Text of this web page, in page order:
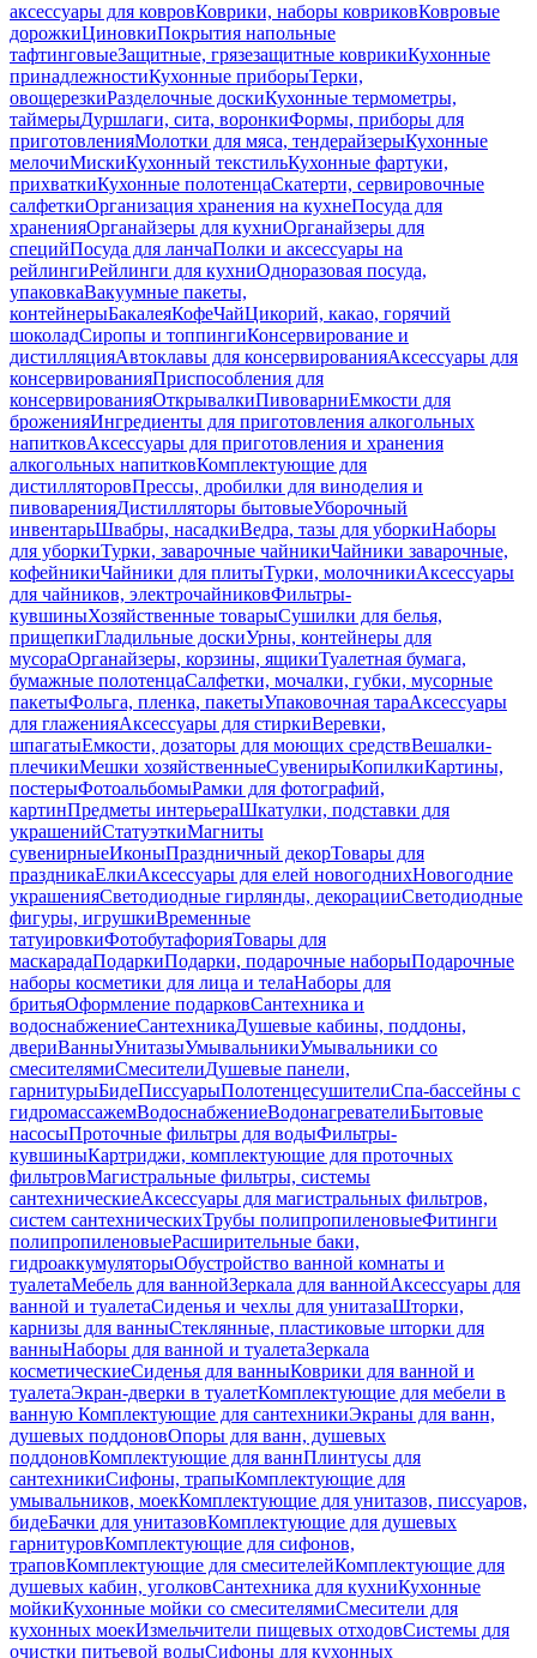
аксессуары для ковровКоврики, наборы ковриковКовровые
дорожкиЦиновкиПокрытия напольные
тафтинговыеЗащитные, грязезащитные коврикиКухонные
принадлежностиКухонные приборыТерки,
овощерезкиРазделочные доскиКухонные термометры,
таймерыДуршлаги, сита, воронкиФормы, приборы для
приготовленияМолотки для мяса, тендерайзерыКухонные
мелочиМискиКухонный текстильКухонные фартуки,
прихваткиКухонные полотенцаСкатерти, сервировочные
салфеткиОрганизация хранения на кухнеПосуда для
храненияОрганайзеры для кухниОрганайзеры для
специйПосуда для ланчаПолки и аксессуары на
рейлингиРейлинги для кухниОдноразовая посуда,
упаковкаВакуумные пакеты,
контейнерыБакалеяКофеЧайЦикорий, какао, горячий
шоколадСиропы и топпингиКонсервирование и
дистилляцияАвтоклавы для консервированияАксессуары для
консервированияПриспособления для
консервированияОткрывалкиПивоварниЕмкости для
броженияИнгредиенты для приготовления алкогольных
напитковАксессуары для приготовления и хранения
алкогольных напитковКомплектующие для
дистилляторовПрессы, дробилки для виноделия и
пивоваренияДистилляторы бытовыеУборочный
инвентарьШвабры, насадкиВедра, тазы для уборкиНаборы
для уборкиТурки, заварочные чайникиЧайники заварочные,
кофейникиЧайники для плитыТурки, молочникиАксессуары
для чайников, электрочайниковФильтры-
кувшиныХозяйственные товарыСушилки для белья,
прищепкиГладильные доскиУрны, контейнеры для
мусораОрганайзеры, корзины, ящикиТуалетная бумага,
бумажные полотенцаСалфетки, мочалки, губки, мусорные
пакетыФольга, пленка, пакетыУпаковочная тараАксессуары
для глаженияАксессуары для стиркиВеревки,
шпагатыЕмкости, дозаторы для моющих средствВешалки-
плечикиМешки хозяйственныеСувенирыКопилкиКартины,
постерыФотоальбомыРамки для фотографий,
картинПредметы интерьераШкатулки, подставки для
украшенийСтатуэткиМагниты
сувенирныеИконыПраздничный декорТовары для
праздникаЕлкиАксессуары для елей новогоднихНовогодние
украшенияСветодиодные гирлянды, декорацииСветодиодные
фигуры, игрушкиВременные
татуировкиФотобутафорияТовары для
маскарадаПодаркиПодарки, подарочные наборыПодарочные
наборы косметики для лица и телаНаборы для
бритьяОформление подарковСантехника и
водоснабжениеСантехникаДушевые кабины, поддоны,
двериВанныУнитазыУмывальникиУмывальники со
смесителямиСмесителиДушевые панели,
гарнитурыБидеПиссуарыПолотенцесушителиСпа-бассейны с
гидромассажемВодоснабжениеВодонагревателиБытовые
насосыПроточные фильтры для водыФильтры-
кувшиныКартриджи, комплектующие для проточных
фильтровМагистральные фильтры, системы
сантехническиеАксессуары для магистральных фильтров,
систем сантехническихТрубы полипропиленовыеФитинги
полипропиленовыеРасширительные баки,
гидроаккумуляторыОбустройство ванной комнаты и
туалетаМебель для ваннойЗеркала для ваннойАксессуары для
ванной и туалетаСиденья и чехлы для унитазаШторки,
карнизы для ванныСтеклянные, пластиковые шторки для
ванныНаборы для ванной и туалетаЗеркала
косметическиеСиденья для ванныКоврики для ванной и
туалетаЭкран-дверки в туалетКомплектующие для мебели в
ванную Комплектующие для сантехникиЭкраны для ванн,
душевых поддоновОпоры для ванн, душевых
поддоновКомплектующие для ваннПлинтусы для
сантехникиСифоны, трапыКомплектующие для
умывальников, моекКомплектующие для унитазов, писсуаров,
бидеБачки для унитазовКомплектующие для душевых
гарнитуровКомплектующие для сифонов,
траповКомплектующие для смесителейКомплектующие для
душевых кабин, уголковСантехника для кухниКухонные
мойкиКухонные мойки со смесителямиСмесители для
кухонных моекИзмельчители пищевых отходовСистемы для
очистки питьевой водыСифоны для кухонных